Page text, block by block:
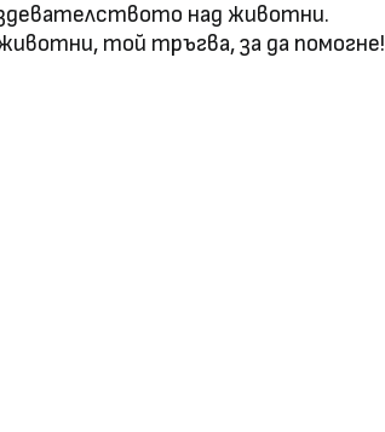
над животни.
той тръгва, за да помогне!